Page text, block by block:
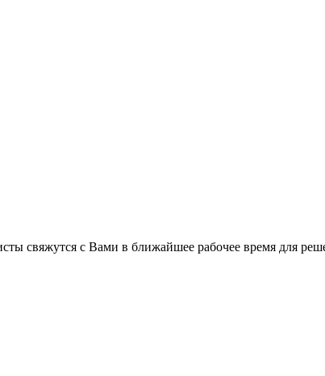
свяжутся с Вами в ближайшее рабочее время для